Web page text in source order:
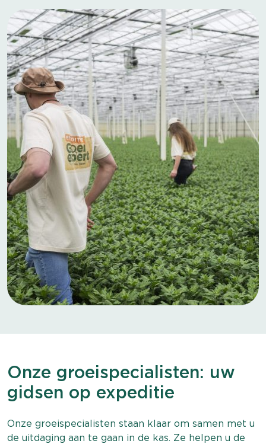
Onze groeispecialisten: uw
gidsen op expeditie
Onze groeispecialisten staan klaar om samen met u
de uitdaging aan te gaan in de kas. Ze helpen u de